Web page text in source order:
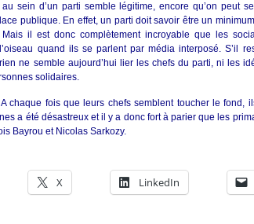
sein d’un parti semble légitime, encore qu’on peut
publique. En effet, un parti doit savoir être un
Mais il est donc complètement incroyable que les
quand ils se parlent par média interposé. S’il
ne semble aujourd’hui lier les chefs du parti, ni les
solidaires.
chaque fois que leurs chefs semblent toucher le fond,
a été désastreux et il y a donc fort à parier que les
Bayrou et Nicolas Sarkozy.
X LinkedIn